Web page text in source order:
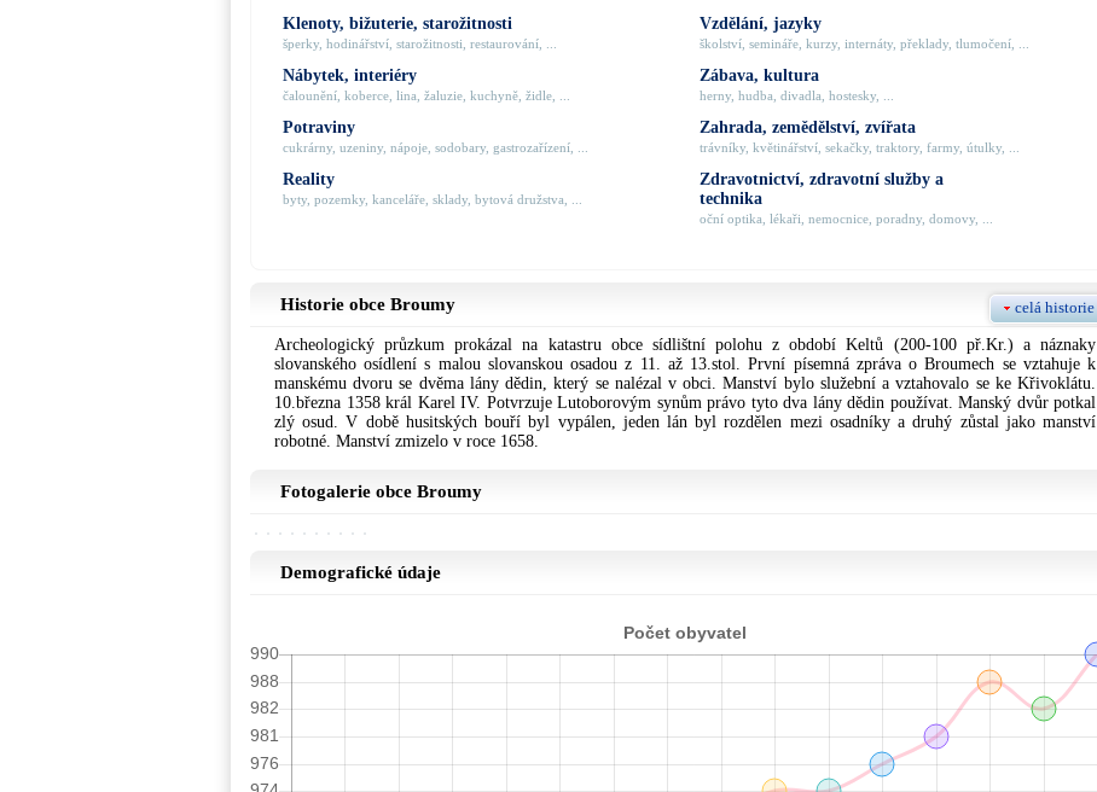
Klenoty, bižuterie, starožitnosti
šperky, hodinářství, starožitnosti, restaurování, ...
Nábytek, interiéry
čalounění, koberce, lina, žaluzie, kuchyně, židle, ...
Potraviny
cukrárny, uzeniny, nápoje, sodobary, gastrozařízení, ...
Reality
byty, pozemky, kanceláře, sklady, bytová družstva, ...
Vzdělání, jazyky
školství, semináře, kurzy, internáty, překlady, tlumočení, ...
Zábava, kultura
herny, hudba, divadla, hostesky, ...
Zahrada, zemědělství, zvířata
trávníky, květinářství, sekačky, traktory, farmy, útulky, ...
Zdravotnictví, zdravotní služby a
technika
oční optika, lékaři, nemocnice, poradny, domovy, ...
Historie obce Broumy celá historie
Archeologický průzkum prokázal na katastru obce sídlištní polohu z období Keltů (200-100 př.Kr.) a náznaky
slovanského osídlení s malou slovanskou osadou z 11. až 13.stol. První písemná zpráva o Broumech se vztahuje k
manskému dvoru se dvěma lány dědin, který se nalézal v obci. Manství bylo služební a vztahovalo se ke Křivoklátu.
10.března 1358 král Karel IV. Potvrzuje Lutoborovým synům právo tyto dva lány dědin používat. Manský dvůr potkal
zlý osud. V době husitských bouří byl vypálen, jeden lán byl rozdělen mezi osadníky a druhý zůstal jako manství
robotné. Manství zmizelo v roce 1658.
Fotogalerie obce Broumy
Demografické údaje